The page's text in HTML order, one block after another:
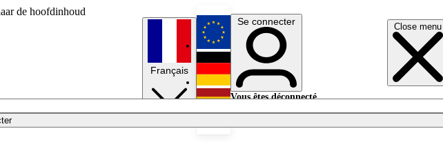
de hoofdinhoud
Close menu
Français
English
Deutsch
Se connecter
Vous êtes déconnecté.